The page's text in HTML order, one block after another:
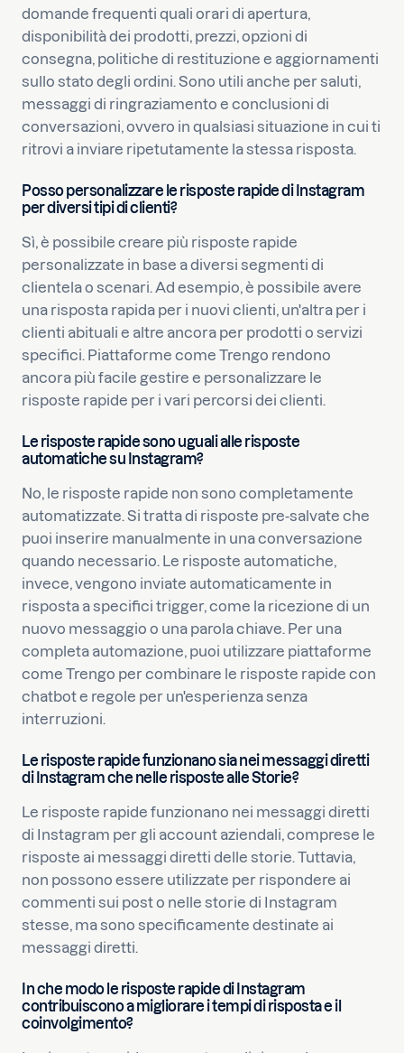
domande frequenti quali orari di apertura,
disponibilità dei prodotti, prezzi, opzioni di
consegna, politiche di restituzione e aggiornamenti
sullo stato degli ordini. Sono utili anche per saluti,
messaggi di ringraziamento e conclusioni di
conversazioni, ovvero in qualsiasi situazione in cui ti
ritrovi a inviare ripetutamente la stessa risposta.
Posso personalizzare le risposte rapide di Instagram
per diversi tipi di clienti?
Sì, è possibile creare più risposte rapide
personalizzate in base a diversi segmenti di
clientela o scenari. Ad esempio, è possibile avere
una risposta rapida per i nuovi clienti, un'altra per i
clienti abituali e altre ancora per prodotti o servizi
specifici. Piattaforme come Trengo rendono
ancora più facile gestire e personalizzare le
risposte rapide per i vari percorsi dei clienti.
Le risposte rapide sono uguali alle risposte
automatiche su Instagram?
No, le risposte rapide non sono completamente
automatizzate. Si tratta di risposte pre-salvate che
puoi inserire manualmente in una conversazione
quando necessario. Le risposte automatiche,
invece, vengono inviate automaticamente in
risposta a specifici trigger, come la ricezione di un
nuovo messaggio o una parola chiave. Per una
completa automazione, puoi utilizzare piattaforme
come Trengo per combinare le risposte rapide con
chatbot e regole per un'esperienza senza
interruzioni.
Le risposte rapide funzionano sia nei messaggi diretti
di Instagram che nelle risposte alle Storie?
Le risposte rapide funzionano nei messaggi diretti
di Instagram per gli account aziendali, comprese le
risposte ai messaggi diretti delle storie. Tuttavia,
non possono essere utilizzate per rispondere ai
commenti sui post o nelle storie di Instagram
stesse, ma sono specificamente destinate ai
messaggi diretti.
In che modo le risposte rapide di Instagram
contribuiscono a migliorare i tempi di risposta e il
coinvolgimento?